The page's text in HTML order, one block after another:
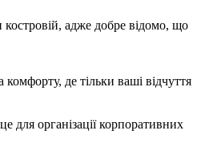
адже добре відомо, що
де тільки ваші відчуття
для організації корпоративних